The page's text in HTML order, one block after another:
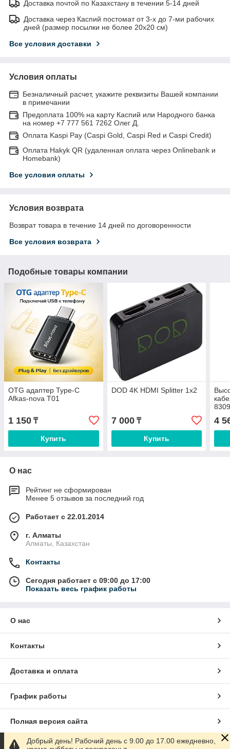
Доставка почтой по Казахстану в течении 5-14 дней
Доставка через Каспий постомат от 3-х до 7-ми рабочих
дней (размер посылки не более 20х20 см)
Все условия доставки
Условия оплаты
Безналичный расчет, укажите реквизиты Вашей компании
в примечании
Предоплата 100% на карту Каспий или Народного банка
на номер +7 777 561 7262 Олег Д.
Оплата Kaspi Pay (Caspi Gold, Caspi Red и Caspi Credit)
Оплата Hakyk QR (удаленная оплата через Onlinebank и
Homebank)
Все условия оплаты
Условия возврата
Возврат товара в течение 14 дней по договоренности
Все условия возврата
Подобные товары компании
OTG адаптер Type-C
Afkas-nova T01
1 150 ₸
Купить
DOD 4K HDMI Splitter 1x2
7 000₸
Купить
4
О нас
Рейтинг не сформирован
Менее 5 отзывов за последний год
Работает с 22.01.2014
г. Алматы
Алматы, Казахстан
Контакты
Сегодня работает с 09:00 до 17:00
Показать весь график работы
О нас
Контакты
Доставка и оплата
График работы
Полная версия сайта
Сайт создан на маркетплейсеSatu.kz
Добрый день! Рабочий день с 9.00 до 17.00 ежедневно,